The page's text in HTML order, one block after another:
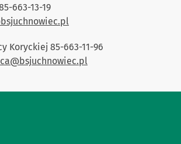
663-13-19
Koryckiej 85-663-11-96